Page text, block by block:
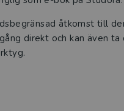
åtkomst till
direkt och kan även ta